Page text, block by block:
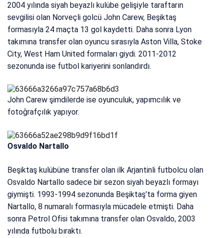
2004 yılında siyah beyazlı kulübe gelişiyle taraftarın
sevgilisi olan Norveçli golcü John Carew, Beşiktaş
formasıyla 24 maçta 13 gol kaydetti. Daha sonra Lyon
takımına transfer olan oyuncu sırasıyla Aston Villa, Stoke
City, West Ham United formaları giydi. 2011-2012
sezonunda ise futbol kariyerini sonlandırdı.
John Carew şimdilerde ise oyunculuk, yapımcılık ve
fotoğrafçılık yapıyor.
Osvaldo Nartallo
Beşiktaş kulübüne transfer olan ilk Arjantinli futbolcu olan
Osvaldo Nartallo sadece bir sezon siyah beyazlı formayı
giymişti. 1993-1994 sezonunda Beşiktaş’ta forma giyen
Nartallo, 8 numaralı formasıyla mücadele etmişti. Daha
sonra Petrol Ofisi takımına transfer olan Osvaldo, 2003
yılında futbolu bıraktı.